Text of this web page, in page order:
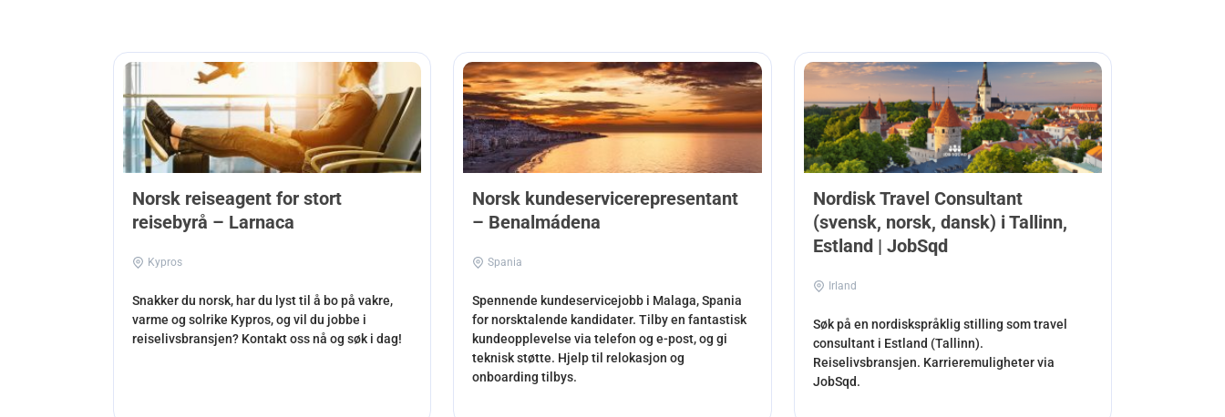
Norsk reiseagent for stort
reisebyrå – Larnaca
Kypros
Snakker du norsk, har du lyst til å bo på vakre,
varme og solrike Kypros, og vil du jobbe i
reiselivsbransjen? Kontakt oss nå og søk i dag!
Norsk kundeservicerepresentant
– Benalmádena
Spania
Spennende kundeservicejobb i Malaga, Spania
for norsktalende kandidater. Tilby en fantastisk
kundeopplevelse via telefon og e-post, og gi
teknisk støtte. Hjelp til relokasjon og
onboarding tilbys.
Nordisk Travel Consultant
(svensk, norsk, dansk) i Tallinn,
Estland | JobSqd
Irland
Søk på en nordiskspråklig stilling som travel
consultant i Estland (Tallinn).
Reiselivsbransjen. Karrieremuligheter via
JobSqd.